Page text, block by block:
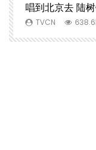
唱到北京去 陆
TVCN